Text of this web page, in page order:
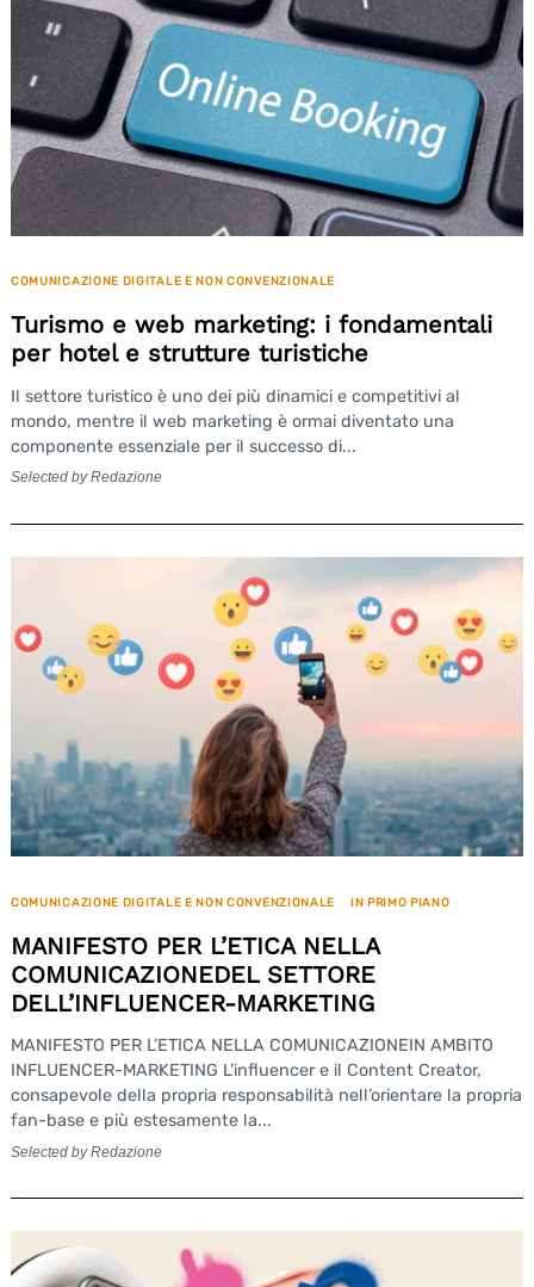
COMUNICAZIONE DIGITALE E NON CONVENZIONALE
Turismo e web marketing: i fondamentali
per hotel e strutture turistiche
Il settore turistico è uno dei più dinamici e competitivi al
mondo, mentre il web marketing è ormai diventato una
componente essenziale per il successo di...
Selected by Redazione
COMUNICAZIONE DIGITALE E NON CONVENZIONALE IN PRIMO PIANO
MANIFESTO PER L’ETICA NELLA
COMUNICAZIONEDEL SETTORE
DELL’INFLUENCER-MARKETING
MANIFESTO PER L’ETICA NELLA COMUNICAZIONEIN AMBITO
INFLUENCER-MARKETING L’influencer e il Content Creator,
consapevole della propria responsabilità nell’orientare la propria
fan-base e più estesamente la...
Selected by Redazione
Search